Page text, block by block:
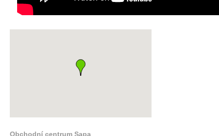
Obchodní centrum Sapa